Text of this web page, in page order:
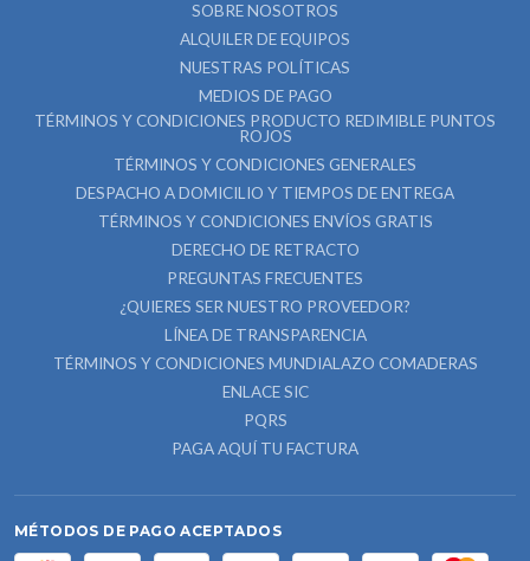
SOBRE NOSOTROS
ALQUILER DE EQUIPOS
NUESTRAS POLÍTICAS
MEDIOS DE PAGO
TÉRMINOS Y CONDICIONES PRODUCTO REDIMIBLE PUNTOS
ROJOS
TÉRMINOS Y CONDICIONES GENERALES
DESPACHO A DOMICILIO Y TIEMPOS DE ENTREGA
TÉRMINOS Y CONDICIONES ENVÍOS GRATIS
DERECHO DE RETRACTO
PREGUNTAS FRECUENTES
¿QUIERES SER NUESTRO PROVEEDOR?
LÍNEA DE TRANSPARENCIA
TÉRMINOS Y CONDICIONES MUNDIALAZO COMADERAS
ENLACE SIC
PQRS
PAGA AQUÍ TU FACTURA
MÉTODOS DE PAGO ACEPTADOS